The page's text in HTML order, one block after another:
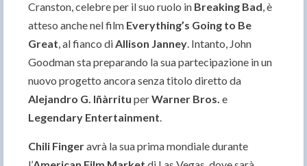
Cranston, celebre per il suo ruolo in Breaking Bad, è
atteso anche nel film Everything’s Going to Be
Great, al fianco diAllison Janney. Intanto, John
Goodman sta preparando la sua partecipazione in un
nuovo progetto ancora senza titolo diretto da
Alejandro G. Iñàrritu perWarner Bros. e
Legendary Entertainment.
Chili Fingeravrà la sua prima mondiale durante